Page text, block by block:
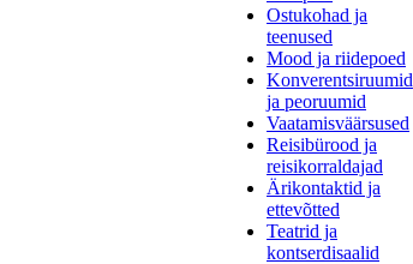
Ostukohad ja
teenused
Mood ja riidepoed
Konverentsiruumid
ja peoruumid
Vaatamisväärsused
Reisibürood ja
reisikorraldajad
Ärikontaktid ja
ettevõtted
Teatrid ja
kontserdisaalid